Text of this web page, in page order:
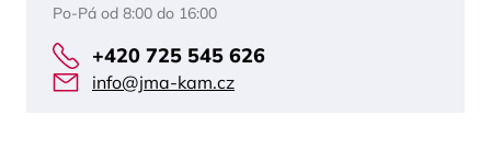
Po-Pá od 8:00 do 16:00
+420 725 545 626
info@jma-kam.cz